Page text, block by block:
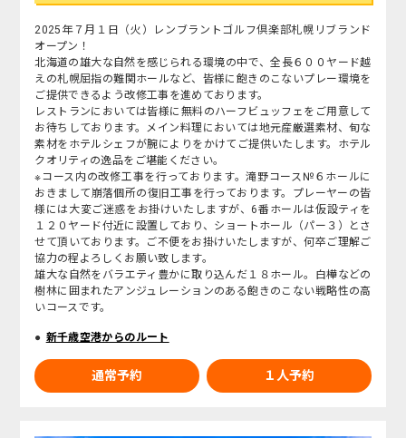
2025年７月１日（火）レンブラントゴルフ倶楽部札幌リブランド
オープン！
北海道の雄大な自然を感じられる環境の中で、全長６００ヤード越
えの札幌屈指の難関ホールなど、皆様に飽きのこないプレー環境を
ご提供できるよう改修工事を進めております。
レストランにおいては皆様に無料のハーフビュッフェをご用意して
お待ちしております。メイン料理においては地元産厳選素材、旬な
素材をホテルシェフが腕によりをかけてご提供いたします。ホテル
クオリティの逸品をご堪能ください。
※コース内の改修工事を行っております。滝野コース№６ホールに
おきまして崩落個所の復旧工事を行っております。プレーヤーの皆
様には大変ご迷惑をお掛けいたしますが、6番ホールは仮設ティを
１２０ヤード付近に設置しており、ショートホール（パー３）とさ
せて頂いております。ご不便をお掛けいたしますが、何卒ご理解ご
協力の程よろしくお願い致します。
雄大な自然をバラエティ豊かに取り込んだ１８ホール。白樺などの
樹林に囲まれたアンジュレーションのある飽きのこない戦略性の高
いコースです。
新千歳空港からのルート
通常予約 １人予約